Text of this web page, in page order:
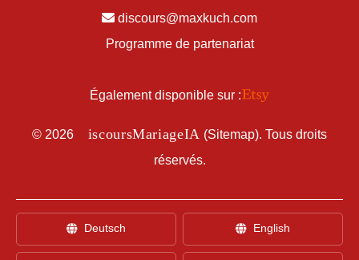
discours@maxkuch.com
Programme de partenariat
Également disponible sur :
© 2026 iscoursMariageIA (Sitemap). Tous droits
réservés.
Deutsch English